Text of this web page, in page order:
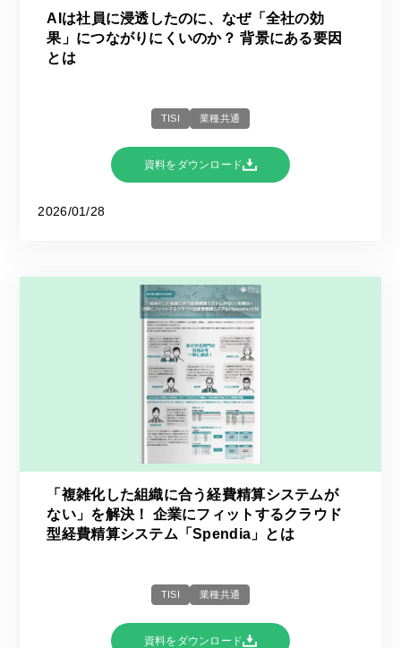
AIは社員に浸透したのに、なぜ「全社の効
果」につながりにくいのか？ 背景にある要因
とは
TISI 業種共通
資料をダウンロード
2026/01/28
「複雑化した組織に合う経費精算システムが
ない」を解決！ 企業にフィットするクラウド
型経費精算システム「Spendia」とは
TISI 業種共通
資料をダウンロード